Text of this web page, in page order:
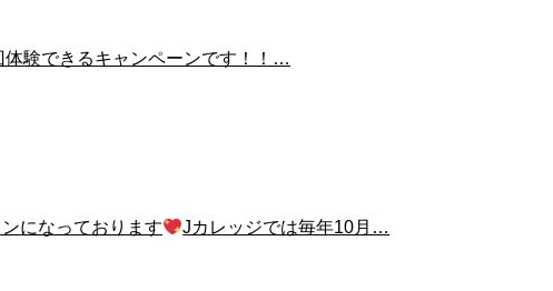
験できるキャンペーンです！！…
になっております Jカレッジでは毎年10月…